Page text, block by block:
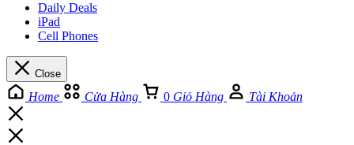
Daily Deals
iPad
Cell Phones
Close
Home Cửa Hàng 0 Giỏ Hàng Tài Khoản